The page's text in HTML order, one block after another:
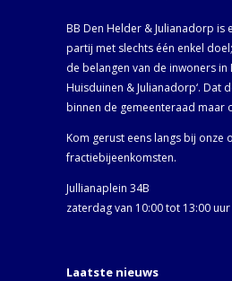
BB Den Helder & Julianadorp is
partij met slechts één enkel
de belangen van de inwoners in
Huisduinen & Julianadorp‘. Dat
binnen de gemeenteraad maar
Kom gerust eens langs bij onze
fractiebijeenkomsten.
Jullianaplein 34B
zaterdag van 10:00 tot 13:00 uur
Laatste nieuws